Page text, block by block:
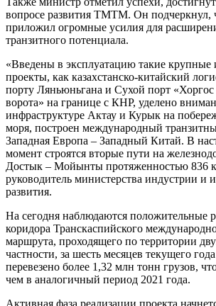
вопросе развития ТМТМ. Он подчеркнул,
приложил огромные усилия для
транзитного потенциала.
«Введены в эксплуатацию такие крупные
проекты, как казахстанско-китайский
порту Ляньюньгана и Сухой порт
ворота» на границе с КНР, уделено
инфраструктуре Актау и Курык на
моря, построен международный
Западная Европа – Западный Китай. В
момент строятся вторые пути на
Достык – Мойынты протяженностью 836
руководитель министерства индустрии и
развития.
На сегодня наблюдаются положительные
коридора Транскаспийского
маршрута, проходящего по территории
частности, за шесть месяцев текущего
перевезено более 1,32 млн тонн грузов,
чем в аналогичный период 2021 года.
Активная фаза реализации проекта